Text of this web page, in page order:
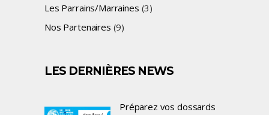
Les Parrains/Marraines (3)
Nos Partenaires (9)
LES DERNIÈRES NEWS
Préparez vos dossards